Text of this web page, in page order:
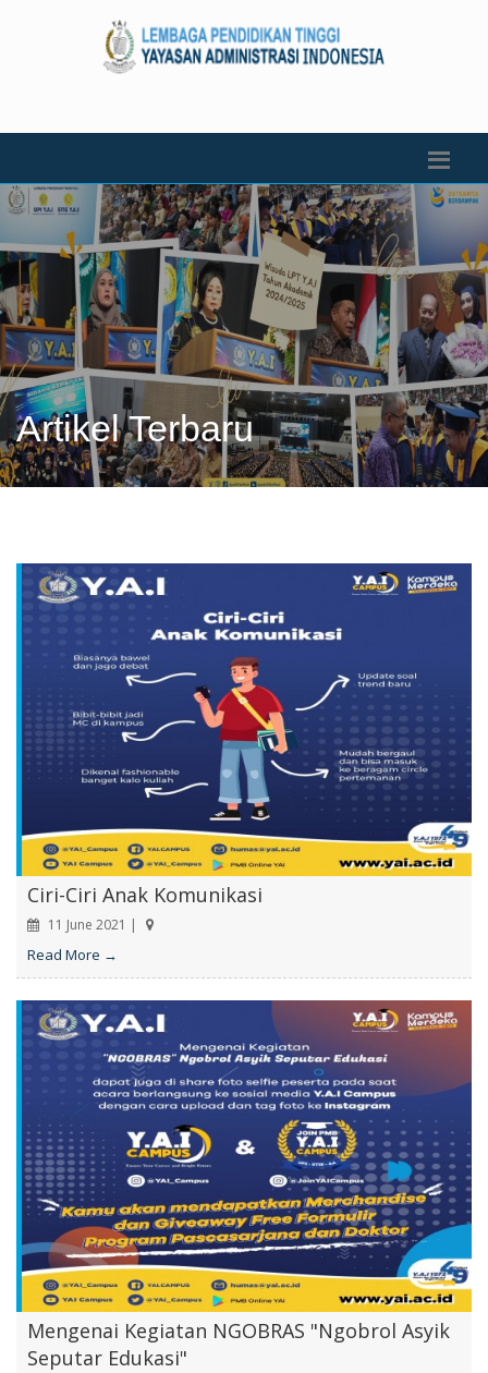
Artikel Terbaru
Ciri-Ciri Anak Komunikasi
11 June 2021 |
Read More →
Mengenai Kegiatan NGOBRAS "Ngobrol Asyik
Seputar Edukasi"